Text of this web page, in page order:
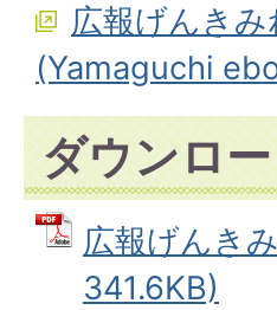
広報げんき
(Yamaguchi
ダウンロ
広報げんき
341.6KB)